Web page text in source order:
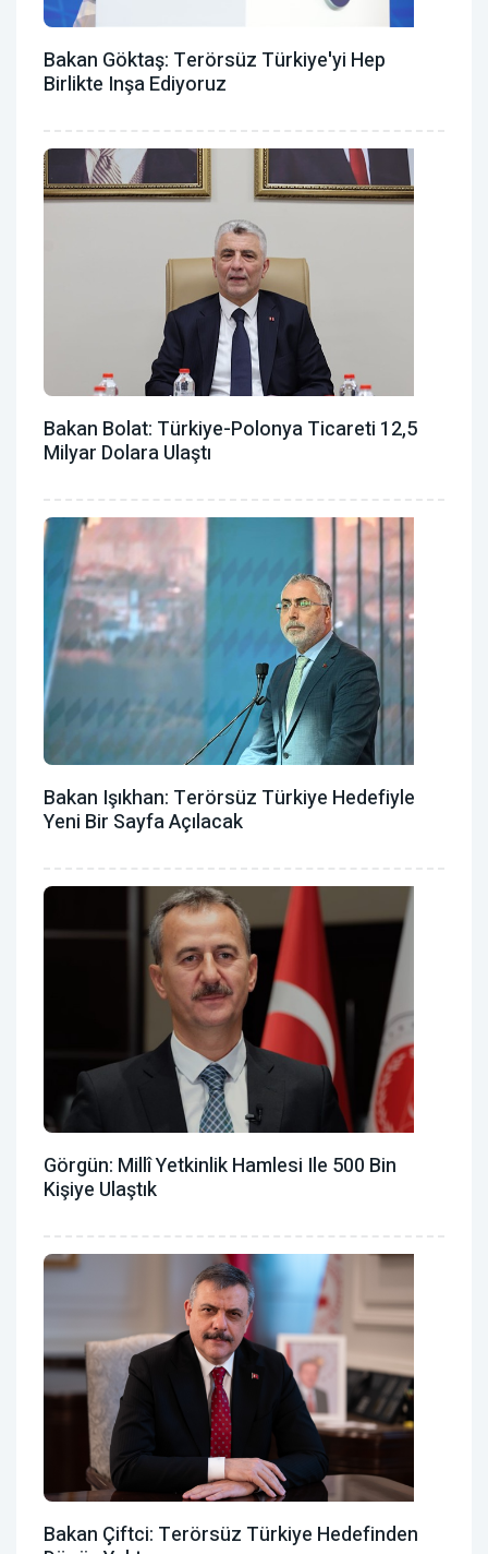
Bakan Göktaş: Terörsüz Türkiye'yi Hep
Birlikte Inşa Ediyoruz
Bakan Bolat: Türkiye-Polonya Ticareti 12,5
Milyar Dolara Ulaştı
Bakan Işıkhan: Terörsüz Türkiye Hedefiyle
Yeni Bir Sayfa Açılacak
Görgün: Millî Yetkinlik Hamlesi Ile 500 Bin
Kişiye Ulaştık
Bakan Çiftci: Terörsüz Türkiye Hedefinden